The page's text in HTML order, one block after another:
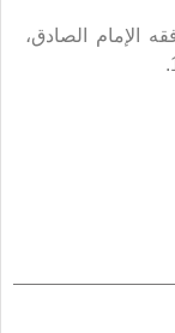
الإمام الصادق،